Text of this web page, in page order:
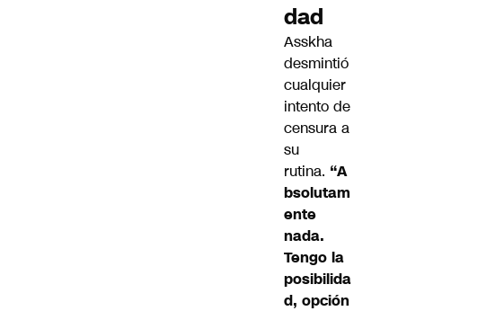
dad
Asskha
desmintió
cualquier
intento de
censura a
su
rutina. “A
bsolutam
ente
nada.
Tengo la
posibilida
d, opción